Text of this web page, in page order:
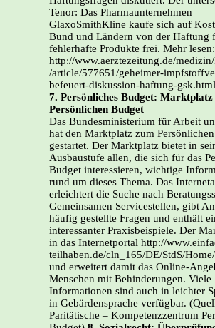
Tenor: Das Pharmaunternehmen
GlaxoSmithKline kaufe sich auf
Bund und Ländern von der Haftung
fehlerhafte Produkte frei. Mehr lesen:
http://www.aerztezeitung.de/
/article/577651/geheimer-
befeuert-diskussion-haftung-gsk.html
7. Persönliches Budget: Marktplatz
Persönlichen Budget
Das Bundesministerium für Arbeit
hat den Marktplatz zum
gestartet. Der Marktplatz bietet in
Ausbaustufe allen, die sich für das
Budget interessieren, wichtige
rund um dieses Thema. Das
erleichtert die Suche nach
Gemeinsamen Servicestellen, gibt
häufig gestellte Fragen und enthält
interessanter Praxisbeispiele. Der
in das Internetportal http://
teilhaben.de/cln_165/DE/StdS/
und erweitert damit das Online-
Menschen mit Behinderungen. Viele
Informationen sind auch in leichter
in Gebärdensprache verfügbar.
Paritätische – Kompetenzzentrum